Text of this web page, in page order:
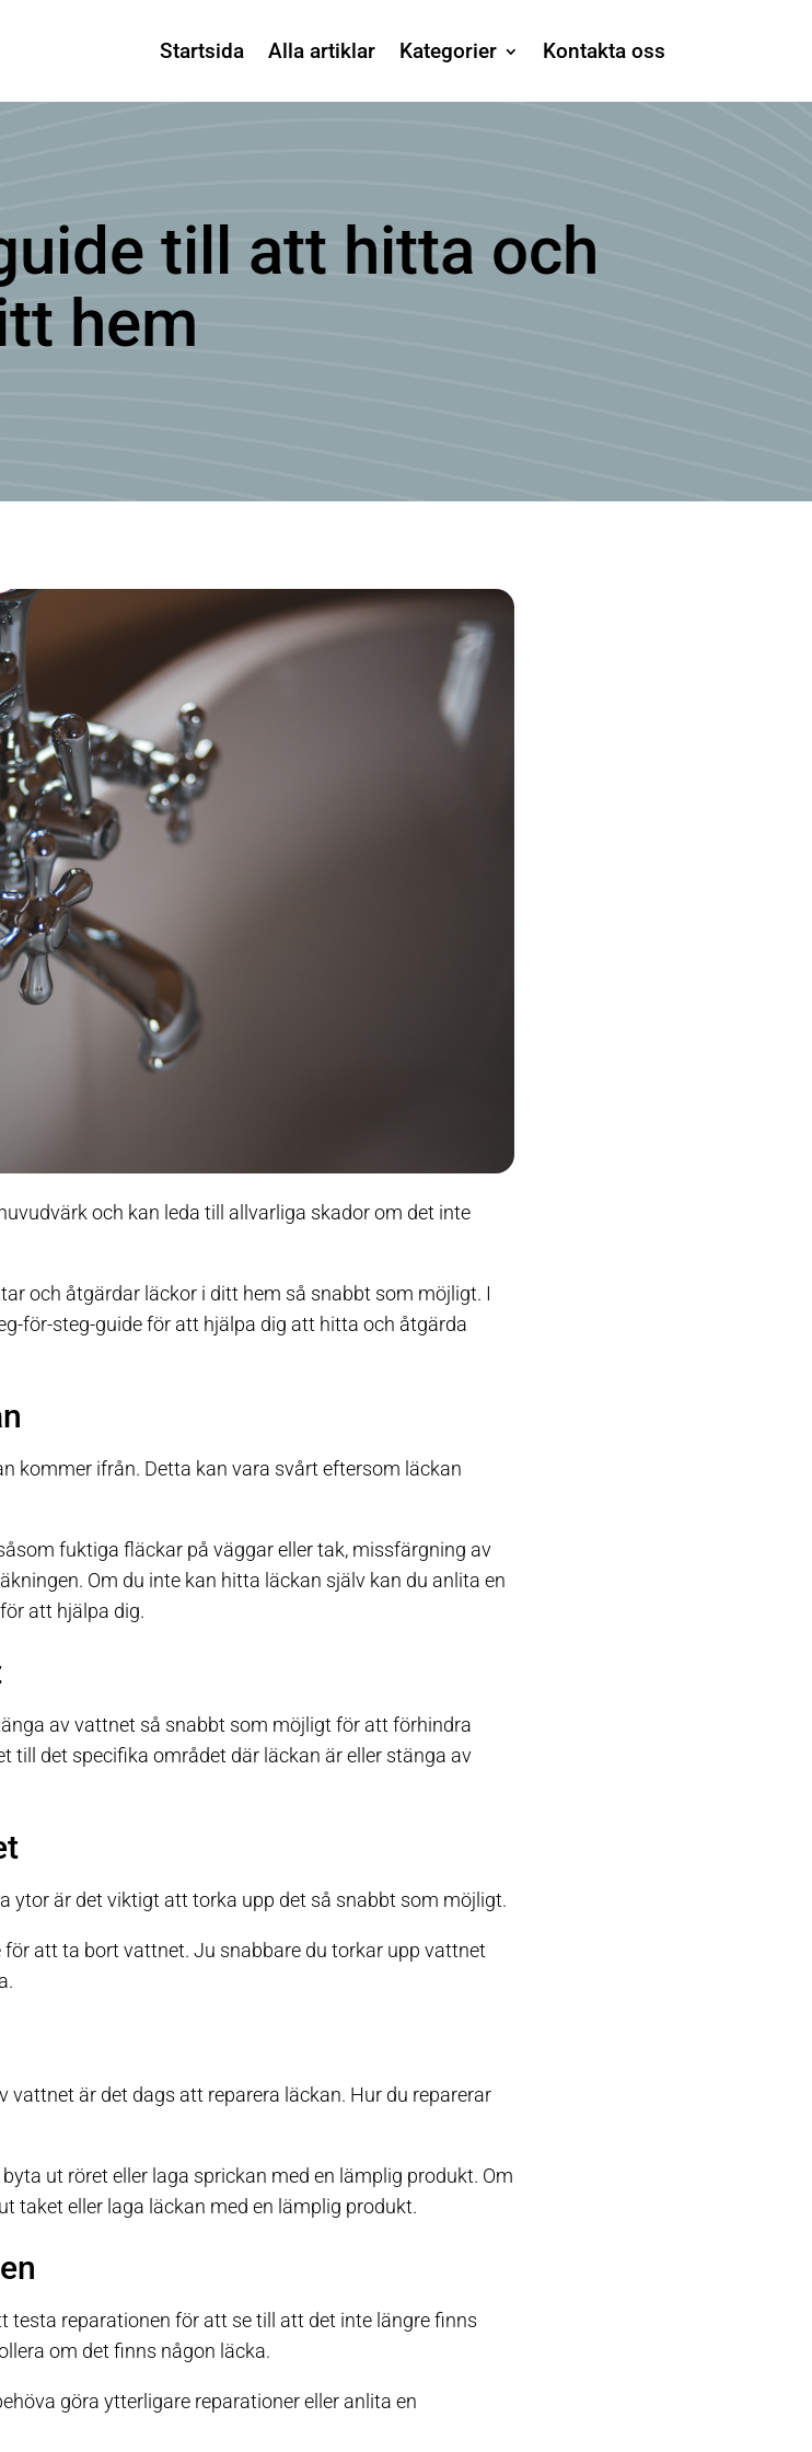
Startsida Alla artiklar Kategorier Kontakta oss
till att hitta och
hem
och kan leda till allvarliga skador om det inte
och åtgärdar läckor i ditt hem så snabbt som möjligt. I
för-steg-guide för att hjälpa dig att hitta och åtgärda
kommer ifrån. Detta kan vara svårt eftersom läckan
fuktiga fläckar på väggar eller tak, missfärgning av
Om du inte kan hitta läckan själv kan du anlita en
att hjälpa dig.
av vattnet så snabbt som möjligt för att förhindra
till det specifika området där läckan är eller stänga av
ytor är det viktigt att torka upp det så snabbt som möjligt.
att ta bort vattnet. Ju snabbare du torkar upp vattnet
är det dags att reparera läckan. Hur du reparerar
ut röret eller laga sprickan med en lämplig produkt. Om
taket eller laga läckan med en lämplig produkt.
reparationen för att se till att det inte längre finns
om det finns någon läcka.
göra ytterligare reparationer eller anlita en